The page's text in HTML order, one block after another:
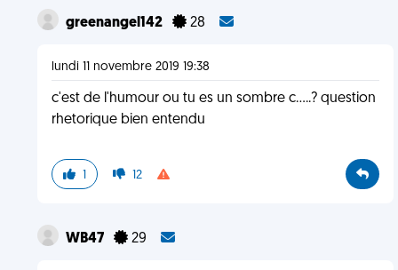
greenangel142 28
lundi 11 novembre 2019 19:38
c'est de l'humour ou tu es un sombre c.....? question
rhetorique bien entendu
1 12
WB47 29